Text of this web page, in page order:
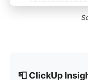
📮 ClickUp